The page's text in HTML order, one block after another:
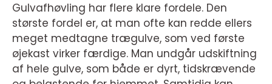
Gulvafhøvling har flere klare fordele. Den
største fordel er, at man ofte kan redde ellers
meget medtagne trægulve, som ved første
øjekast virker færdige. Man undgår udskiftning
af hele gulve, som både er dyrt, tidskrævende